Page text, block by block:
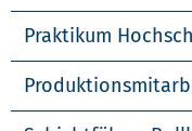
Praktikum